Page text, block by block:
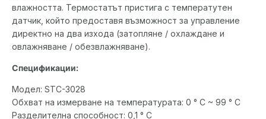
влажността. Термостатът пристига с температутен
датчик, който предоставя възможност за управление
директно на два изхода (затопляне / охлаждане и
овлажняване / обезвлажняване).
Спецификации:
Модел: STC-3028
Обхват на измерване на температурата: 0 ° C ~ 99 ° C
Разделителна способност: 0,1 ° C